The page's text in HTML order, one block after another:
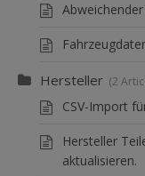
Hersteller 2
CSV-Import
Hersteller
aktualisieren.